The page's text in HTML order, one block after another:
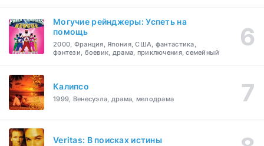
Могучие рейнджеры: Успеть на
помощь
2000, Франция, Япония, США, фантастика,
фэнтези, боевик, драма, приключения, семейный
Калипсо
1999, Венесуэла, драма, мелодрама
Veritas: В поисках истины